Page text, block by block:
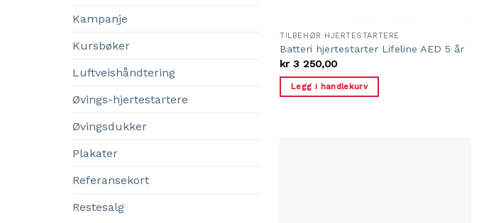
Kampanje
Kursbøker
Luftveishåndtering
Øvings-hjertestartere
Øvingsdukker
Plakater
Referansekort
Restesalg
TILBEHØR HJERTESTARTERE
Batteri hjertestarter Lifeline AED 5 år
kr 3 250,00
Legg i handlekurv